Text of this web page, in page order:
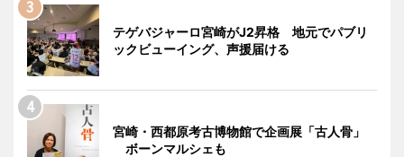
テゲバジャーロ宮崎がJ2昇格 地元でパブリ
ックビューイング、声援届ける
宮崎・西都原考古博物館で企画展「古人骨」
ボーンマルシェも